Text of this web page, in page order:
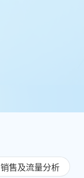
销售及流量分析